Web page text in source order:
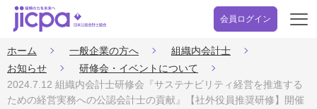
会員ログイン
開
ホーム 一般企業の方へ
組織内会計士
お知らせ
研修会・イベントについて
2024.7.12 組織内会計士研修会『サステナビリティ経営を推進する
ための経営実務への公認会計士の貢献』【社外役員推奨研修】開催